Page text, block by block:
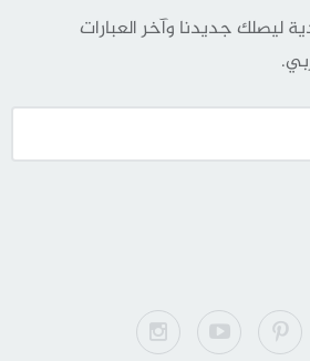
ليصلك جديدنا وآخر العبارات